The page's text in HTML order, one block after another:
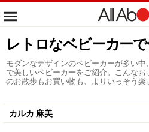
レトロなベビーカー
モダンなデザインのベビーカーが多い
で美しいベビーカーをご紹介。こんな
のお散歩もお買い物も、よりいっそう楽
カルカ 麻美